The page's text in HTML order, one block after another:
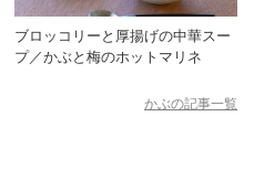
ブロッコリーと厚揚げの中華スー
プ／かぶと梅のホットマリネ
かぶの記事一覧